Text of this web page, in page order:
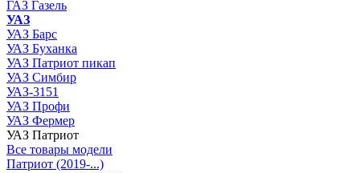
ГАЗ Газель
УАЗ
УАЗ Барс
УАЗ Буханка
УАЗ Патриот пикап
УАЗ Симбир
УАЗ-3151
УАЗ Профи
УАЗ Фермер
УАЗ Патриот
Все товары модели
Патриот (2019-...)